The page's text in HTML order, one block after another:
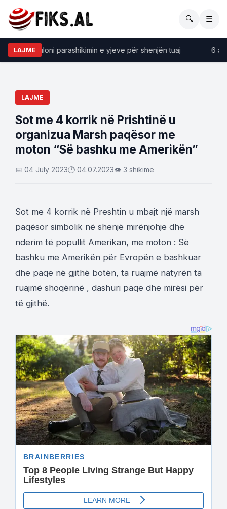
🔍 ☰
LAJME
zbuloni parashikimin e yjeve për shenjën tuaj 6
LAJME
Sot me 4 korrik në Prishtinë u
organizua Marsh paqësor me
moton “Së bashku me Amerikën”
📅 04 July 2023🕐 04.07.2023👁 3 shikime
Sot me 4 korrik në Preshtin u mbajt një marsh
paqësor simbolik në shenjë mirënjohje dhe
nderim të popullit Amerikan, me moton : Së
bashku me Amerikën për Evropën e bashkuar
dhe paqe në gjithë botën, ta ruajmë natyrën ta
ruajmë shoqërinë , dashuri paqe dhe mirësi për
të gjithë.